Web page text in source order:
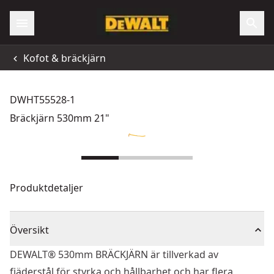
Kofot & bräckjärn
DWHT55528-1
Bräckjärn 530mm 21"
Produktdetaljer
Översikt
DEWALT® 530mm BRÄCKJÄRN är tillverkad av